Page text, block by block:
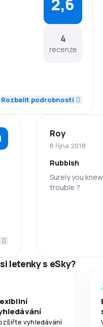
4
recenze
2,6
3,3
3,3
Rozbalit podrobnosti
Roy
8 října 2018
Rubbish
Surely you
trouble ?
letenky s eSky?
vyhledávání